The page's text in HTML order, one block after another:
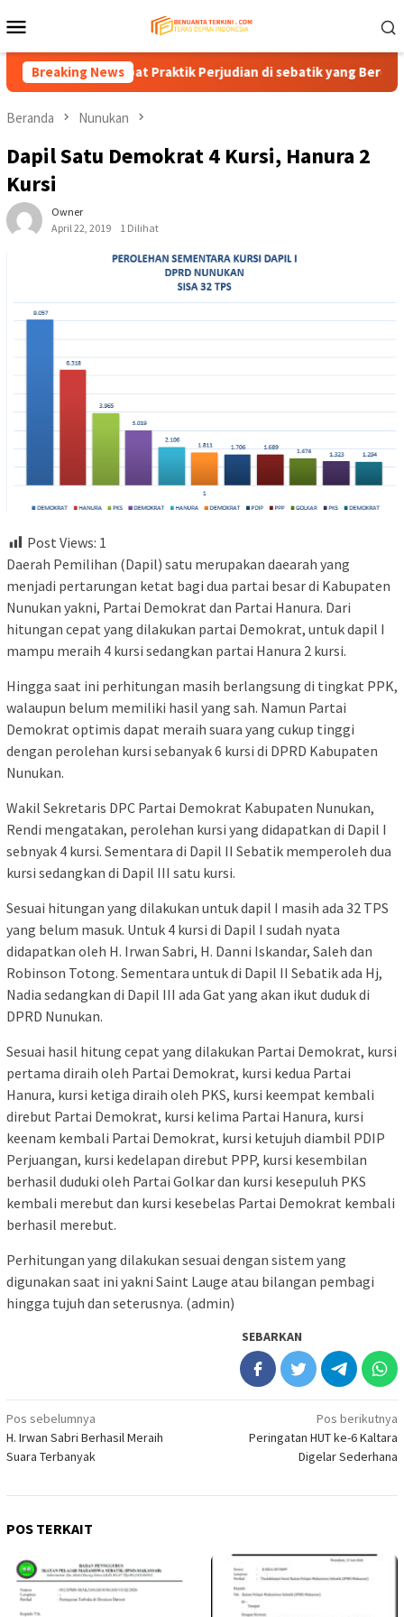
ke
Mobile
Breaking News
Tempat Praktik Perjudian di sebatik yang Beroperasi di
Beranda Nunukan
Dapil Satu Demokrat 4 Kursi, Hanura 2
Kursi
Owner
April 22, 2019
1 Dilihat
Post Views: 1
Daerah Pemilihan (Dapil) satu merupakan daearah yang
menjadi pertarungan ketat bagi dua partai besar di Kabupaten
Nunukan yakni, Partai Demokrat dan Partai Hanura. Dari
hitungan cepat yang dilakukan partai Demokrat, untuk dapil I
mampu meraih 4 kursi sedangkan partai Hanura 2 kursi.
Hingga saat ini perhitungan masih berlangsung di tingkat PPK,
walaupun belum memiliki hasil yang sah. Namun Partai
Demokrat optimis dapat meraih suara yang cukup tinggi
dengan perolehan kursi sebanyak 6 kursi di DPRD Kabupaten
Nunukan.
Wakil Sekretaris DPC Partai Demokrat Kabupaten Nunukan,
Rendi mengatakan, perolehan kursi yang didapatkan di Dapil I
sebnyak 4 kursi. Sementara di Dapil II Sebatik memperoleh dua
kursi sedangkan di Dapil III satu kursi.
Sesuai hitungan yang dilakukan untuk dapil I masih ada 32 TPS
yang belum masuk. Untuk 4 kursi di Dapil I sudah nyata
didapatkan oleh H. Irwan Sabri, H. Danni Iskandar, Saleh dan
Robinson Totong. Sementara untuk di Dapil II Sebatik ada Hj,
Nadia sedangkan di Dapil III ada Gat yang akan ikut duduk di
DPRD Nunukan.
Sesuai hasil hitung cepat yang dilakukan Partai Demokrat, kursi
pertama diraih oleh Partai Demokrat, kursi kedua Partai
Hanura, kursi ketiga diraih oleh PKS, kursi keempat kembali
direbut Partai Demokrat, kursi kelima Partai Hanura, kursi
keenam kembali Partai Demokrat, kursi ketujuh diambil PDIP
Perjuangan, kursi kedelapan direbut PPP, kursi kesembilan
berhasil duduki oleh Partai Golkar dan kursi kesepuluh PKS
kembali merebut dan kursi kesebelas Partai Demokrat kembali
berhasil merebut.
Perhitungan yang dilakukan sesuai dengan sistem yang
digunakan saat ini yakni Saint Lauge atau bilangan pembagi
hingga tujuh dan seterusnya. (admin)
SEBARKAN
Navigasi
pos
Pos sebelumnya
H. Irwan Sabri Berhasil Meraih
Suara Terbanyak
Pos berikutnya
Peringatan HUT ke-6 Kaltara
Digelar Sederhana
POS TERKAIT